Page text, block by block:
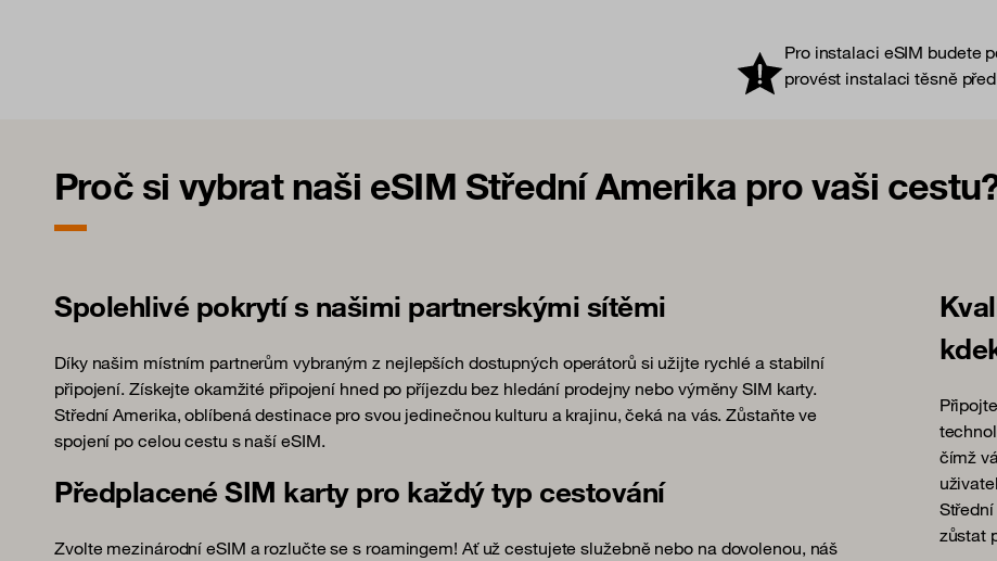
Pro instalaci eSIM budete
provést instalaci těsně
Proč si vybrat naši eSIM Střední Amerika pro vaši
Spolehlivé pokrytí s našimi partnerskými sítěmi
Díky našim místním partnerům vybraným z nejlepších dostupných operátorů si užijte rychlé a stabilní
připojení. Získejte okamžité připojení hned po příjezdu bez hledání prodejny nebo výměny SIM karty.
Střední Amerika, oblíbená destinace pro svou jedinečnou kulturu a krajinu, čeká na vás. Zůstaňte ve
spojení po celou cestu s naší eSIM.
Předplacené SIM karty pro každý typ cestování
Zvolte mezinárodní eSIM a rozlučte se s roamingem! Ať už cestujete služebně nebo na dovolenou, náš
čímž
zůstat